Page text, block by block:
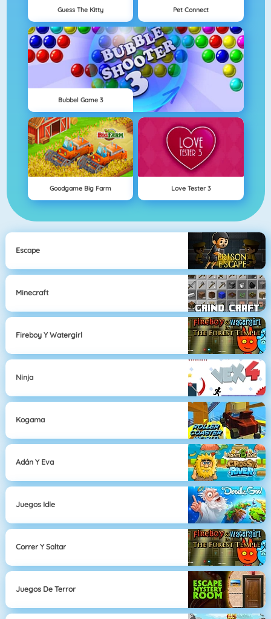
Guess The Kitty Pet Connect
Bubbel Game 3
Goodgame Big Farm Love Tester 3
Escape
Minecraft
Fireboy Y Watergirl
Ninja
Kogama
Adán Y Eva
Juegos Idle
Correr Y Saltar
Juegos De Terror